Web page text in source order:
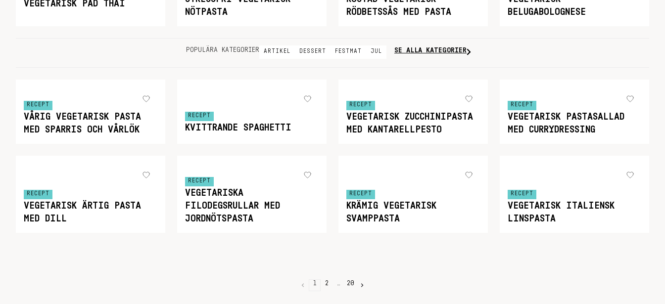
VEGETARISK PAD THAI
NÖTPASTA
RÖDBETSSÅS MED PASTA
BELUGABOLOGNESE
POPULÄRA KATEGORIER ARTIKEL DESSERT FESTMAT JUL SE ALLA KATEGORIER
RECEPT
VÅRIG VEGETARISK PASTA
MED SPARRIS OCH VÅRLÖK
RECEPT
KVITTRANDE SPAGHETTI
RECEPT
VEGETARISK ZUCCHINIPASTA
MED KANTARELLPESTO
RECEPT
VEGETARISK PASTASALLAD
MED CURRYDRESSING
RECEPT
VEGETARISK ÄRTIG PASTA
MED DILL
RECEPT
VEGETARISKA
FILODEGSRULLAR MED
JORDNÖTSPASTA
RECEPT
KRÄMIG VEGETARISK
SVAMPPASTA
RECEPT
VEGETARISK ITALIENSK
LINSPASTA
1 2 … 20